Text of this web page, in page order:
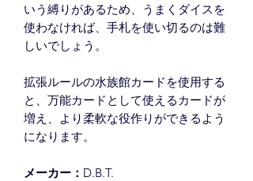
いう縛りがあるため、うまくダイスを
使わなければ、手札を使い切るのは難
しいでしょう。
拡張ルールの水族館カードを使用する
と、万能カードとして使えるカードが
増え、より柔軟な役作りができるよう
になります。
メーカー： D.B.T.